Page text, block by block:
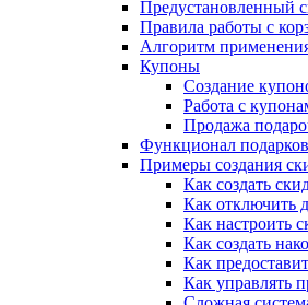
Предустановленный
Правила работы с
Алгоритм
Купоны
Создание
Работа с
Продажа
Функционал подарков
Примеры создания
Как создать
Как отключить
Как настроить
Как создать
Как
Как управлять